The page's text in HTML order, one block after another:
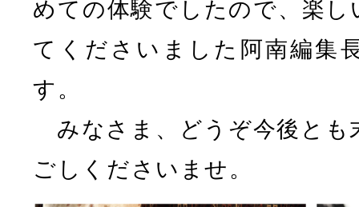
めての体験でしたので、楽
てくださいました阿南編集
す。
みなさま、どうぞ今後とも
ごしくださいませ。